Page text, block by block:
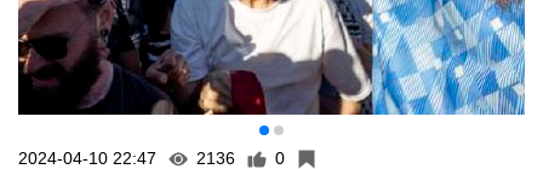
2024-04-10 22:47 2136 0